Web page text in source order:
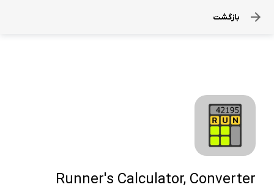
بازگشت
Runner's Calculator, Converter